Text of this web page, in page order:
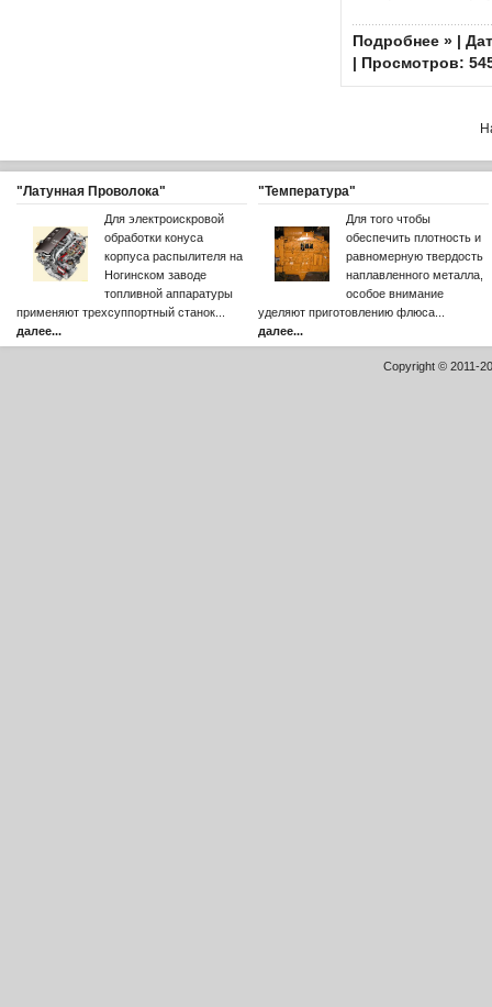
Подробнее » |
| Просмотров:
"Латунная Проволока"
Для электроискровой
обработки конуса
корпуса распылителя на
Ногинском заводе
топливной аппаратуры
применяют трехсуппортный станок...
далее...
"Температура"
Для того чтобы
обеспечить плотность и
равномерную твердость
наплавленного металла,
особое внимание
уделяют приготовлению флюса...
далее...
Copyright © 2011-